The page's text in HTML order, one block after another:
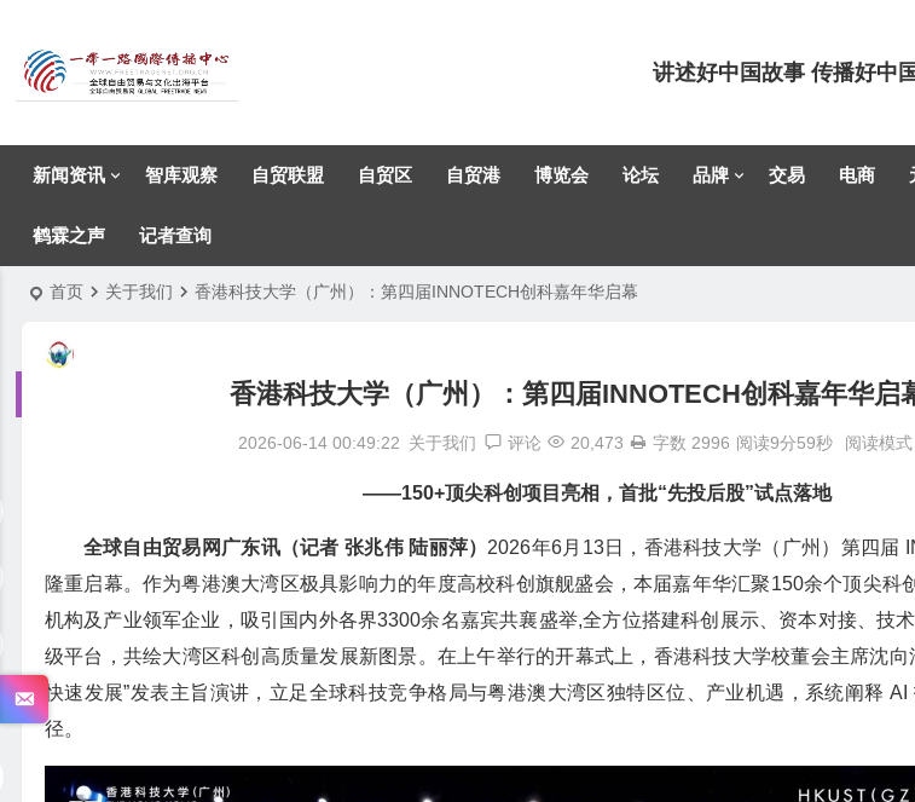
讲述好中国故事 传播好中
新闻资讯 智库观察 自贸联盟 自贸区 自贸港 博览会 论坛 品牌 交易 电商
鹤霖之声 记者查询
首页 关于我们 香港科技大学（广州）：第四届INNOTECH创科嘉年华启幕
香港科技大学（广州）：第四届INNOTECH创科嘉年华启
2026-06-14 00:49:22 关于我们 评论 20,473 字数 2996 阅读9分59秒 阅读模式
——150+顶尖科创项目亮相，首批“先投后股”试点落地
全球自由贸易网广东讯（记者 张兆伟 陆丽萍） 2026年6月13日，香港科技大学（广州）第四届
隆重启幕。作为粤港澳大湾区极具影响力的年度高校科创旗舰盛会，本届嘉年华汇聚150余个顶尖科
机构及产业领军企业，吸引国内外各界3300余名嘉宾共襄盛举,全方位搭建科创展示、资本对接、技
级平台，共绘大湾区科创高质量发展新图景。在上午举行的开幕式上，香港科技大学校董会主席沈向
快速发展”发表主旨演讲，立足全球科技竞争格局与粤港澳大湾区独特区位、产业机遇，系统阐释
径。